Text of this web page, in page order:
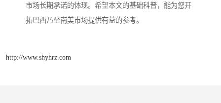
市场长期承诺的体现。希望本文的基础科普，能为您开
拓巴西乃至南美市场提供有益的参考。
http://www.shyhrz.com